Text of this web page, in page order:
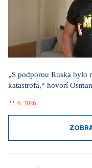
„S podporou Ruska bylo
katastrofa,“ hovorí
22. 6. 2026